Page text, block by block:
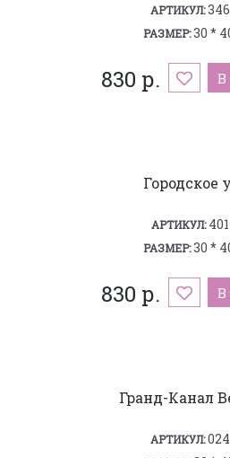
АРТИКУЛ:
РАЗМЕР:30 *
830 р. В
Городское
АРТИКУЛ:
РАЗМЕР:30 *
830 р. В
Гранд-Канал
АРТИКУЛ: